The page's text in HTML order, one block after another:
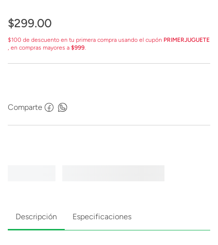
$299.00
$100 de descuento en tu primera compra usando el cupón PRIMERJUGUETE
, en compras mayores a $999.
Comparte
Descripción Especificaciones